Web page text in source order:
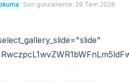
Son güncelleme: 29 Tem 2026